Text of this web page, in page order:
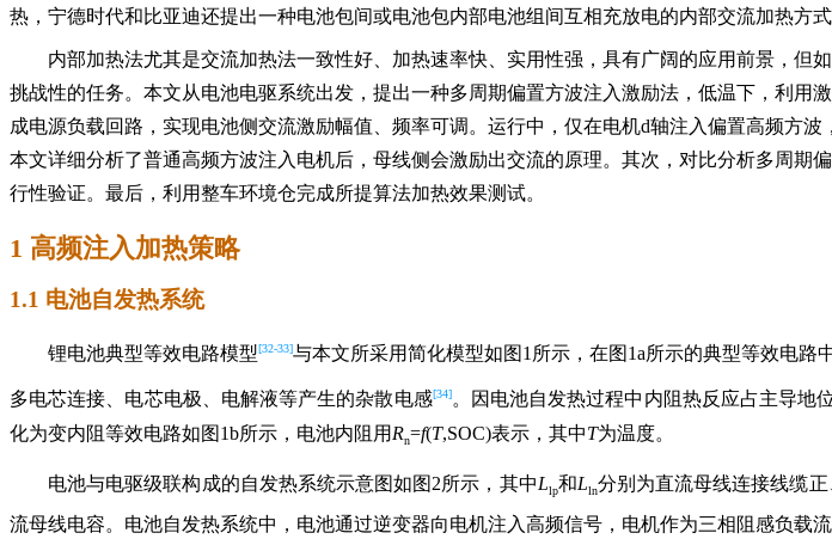
热，宁德时代和比亚迪还提出一种电池包间或电池包内部电池组间互相充放电的内部交流加热方
内部加热法尤其是交流加热法一致性好、加热速率快、实用性强，具有广阔的应用前景，
挑战性的任务。本文从电池电驱系统出发，提出一种多周期偏置方波注入激励法，低温下，利
成电源负载回路，实现电池侧交流激励幅值、频率可调。运行中，仅在电机d轴注入偏置高频方
本文详细分析了普通高频方波注入电机后，母线侧会激励出交流的原理。其次，对比分析多周
行性验证。最后，利用整车环境仓完成所提算法加热效果测试。
1 高频注入加热策略
1.1 电池自发热系统
锂电池典型等效电路模型[32-33]与本文所采用简化模型如图1所示，在图1a所示的典型等效电路
多电芯连接、电芯电极、电解液等产生的杂散电感[34]。因电池自发热过程中内阻热反应占主导地
化为变内阻等效电路如图1b所示，电池内阻用 Rn=f(T,SOC)表示，其中T为温度。
电池与电驱级联构成的自发热系统示意图如图2所示，其中Llp和Lln分别为直流母线连接线缆
流母线电容。电池自发热系统中，电池通过逆变器向电机注入高频信号，电机作为三相阻感负载